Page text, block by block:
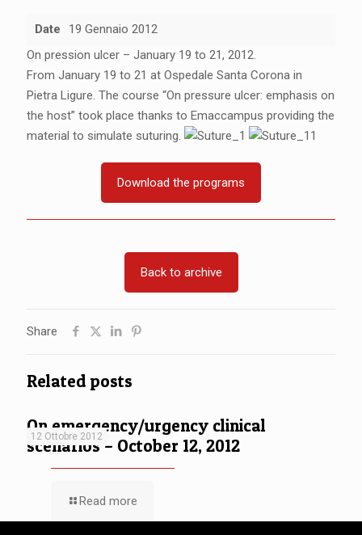
Date
19 Gennaio 2012
On pression ulcer – January 19 to 21, 2012.
From January 19 to 21 at Ospedale Santa Corona in
Pietra Ligure. The course “On pressure ulcer: emphasis on
the host” took place thanks to Emaccampus providing the
material to simulate suturing.
Download the programs
Back to archive
Share
Related posts
12 Ottobre 2012
On emergency/urgency clinical
scenarios – October 12, 2012
Read more